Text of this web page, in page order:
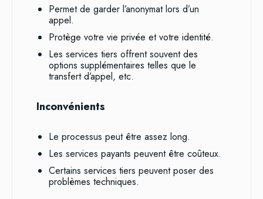
Permet de garder l’anonymat lors d’un
appel.
Protège votre vie privée et votre identité.
Les services tiers offrent souvent des
options supplémentaires telles que le
transfert d’appel, etc.
Inconvénients
Le processus peut être assez long.
Les services payants peuvent être coûteux.
Certains services tiers peuvent poser des
problèmes techniques.